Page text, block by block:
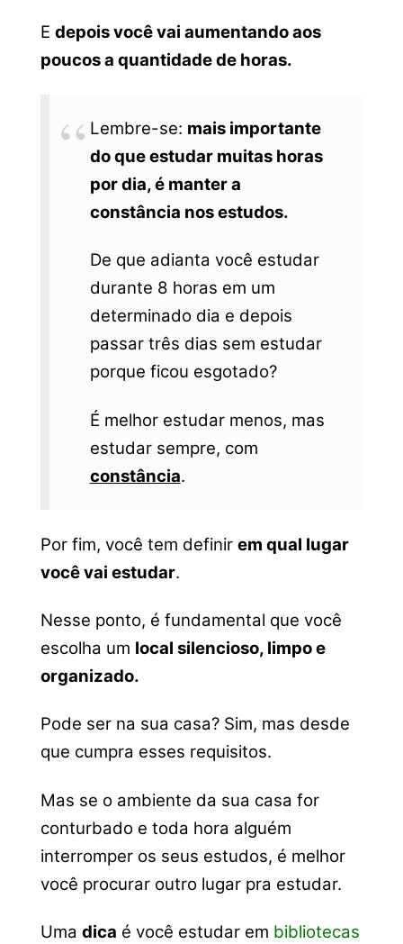
E depois você vai aumentando aos
poucos a quantidade de horas.
Lembre-se: mais importante
do que estudar muitas horas
por dia, é manter a
constância nos estudos.
De que adianta você estudar
durante 8 horas em um
determinado dia e depois
passar três dias sem estudar
porque ficou esgotado?
É melhor estudar menos, mas
estudar sempre, com
constância.
Por fim, você tem definir em qual lugar
você vai estudar.
Nesse ponto, é fundamental que você
escolha um local silencioso, limpo e
organizado.
Pode ser na sua casa? Sim, mas desde
que cumpra esses requisitos.
Mas se o ambiente da sua casa for
conturbado e toda hora alguém
interromper os seus estudos, é melhor
você procurar outro lugar pra estudar.
Uma dica é você estudar em bibliotecas